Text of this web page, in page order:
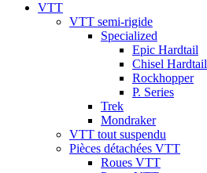
VTT
VTT semi-rigide
Specialized
Epic Hardtail
Chisel Hardtail
Rockhopper
P. Series
Trek
Mondraker
VTT tout suspendu
Pièces détachées VTT
Roues VTT